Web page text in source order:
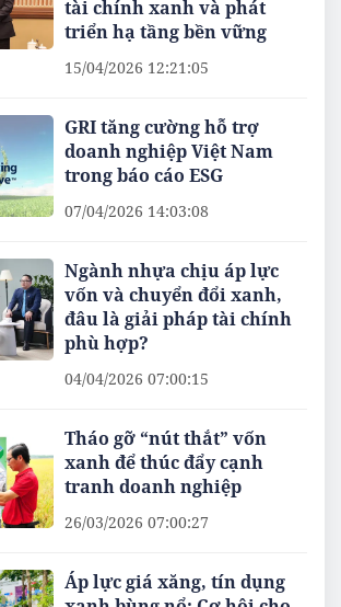
tài chính xanh và phát
triển hạ tầng bền vững
15/04/2026 12:21:05
GRI tăng cường hỗ trợ
doanh nghiệp Việt Nam
trong báo cáo ESG
07/04/2026 14:03:08
Ngành nhựa chịu áp lực
vốn và chuyển đổi xanh,
đâu là giải pháp tài chính
phù hợp?
04/04/2026 07:00:15
Tháo gỡ “nút thắt” vốn
xanh để thúc đẩy cạnh
tranh doanh nghiệp
26/03/2026 07:00:27
Áp lực giá xăng, tín dụng